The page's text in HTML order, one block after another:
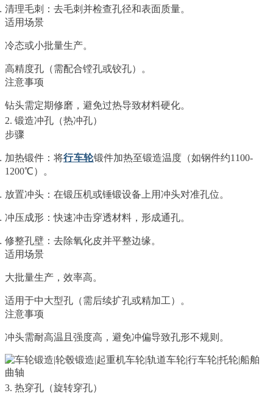
清理毛刺：去毛刺并检查孔径和表面质量。
适用场景
冷态或小批量生产。
高精度孔（需配合镗孔或铰孔）。
注意事项
钻头需定期修磨，避免过热导致材料硬化。
2. 锻造冲孔（热冲孔）
步骤
加热锻件：将行车轮锻件加热至锻造温度（如钢件约1100-
1200℃）。
放置冲头：在锻压机或锤锻设备上用冲头对准孔位。
冲压成形：快速冲击穿透材料，形成通孔。
修整孔壁：去除氧化皮并平整边缘。
适用场景
大批量生产，效率高。
适用于中大型孔（需后续扩孔或精加工）。
注意事项
冲头需耐高温且强度高，避免冲偏导致孔形不规则。
3. 热穿孔（旋转穿孔）